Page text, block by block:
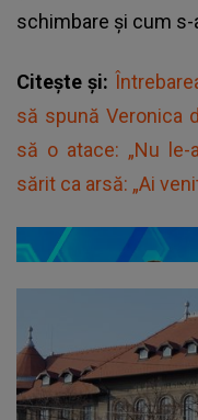
schimbare și cum
Citește și:
să spună Veronica
să o atace: „Nu le-
sărit ca arsă: „Ai